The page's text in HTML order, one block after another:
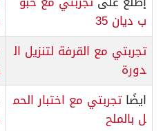
ب ديان 35
تجربتي مع القرفة لتنزيل ال
دورة
ايضًاتجربتي مع اختبار الحم
ل بالملح